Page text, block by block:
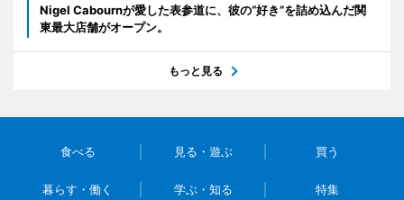
Nigel Cabournが愛した表参道に、彼の“好き”を詰め込んだ関
東最大店舗がオープン。
もっと見る
食べる 見る・遊ぶ 買う
暮らす・働く 学ぶ・知る 特集